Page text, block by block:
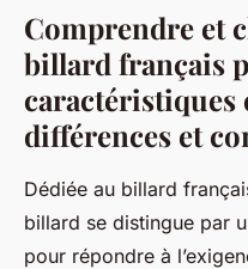
Comprendre et
billard français
caractéristiques
différences et
Dédiée au billard
billard se distingue par
pour répondre à